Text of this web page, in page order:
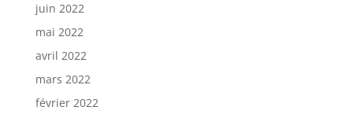
juin 2022
mai 2022
avril 2022
mars 2022
février 2022